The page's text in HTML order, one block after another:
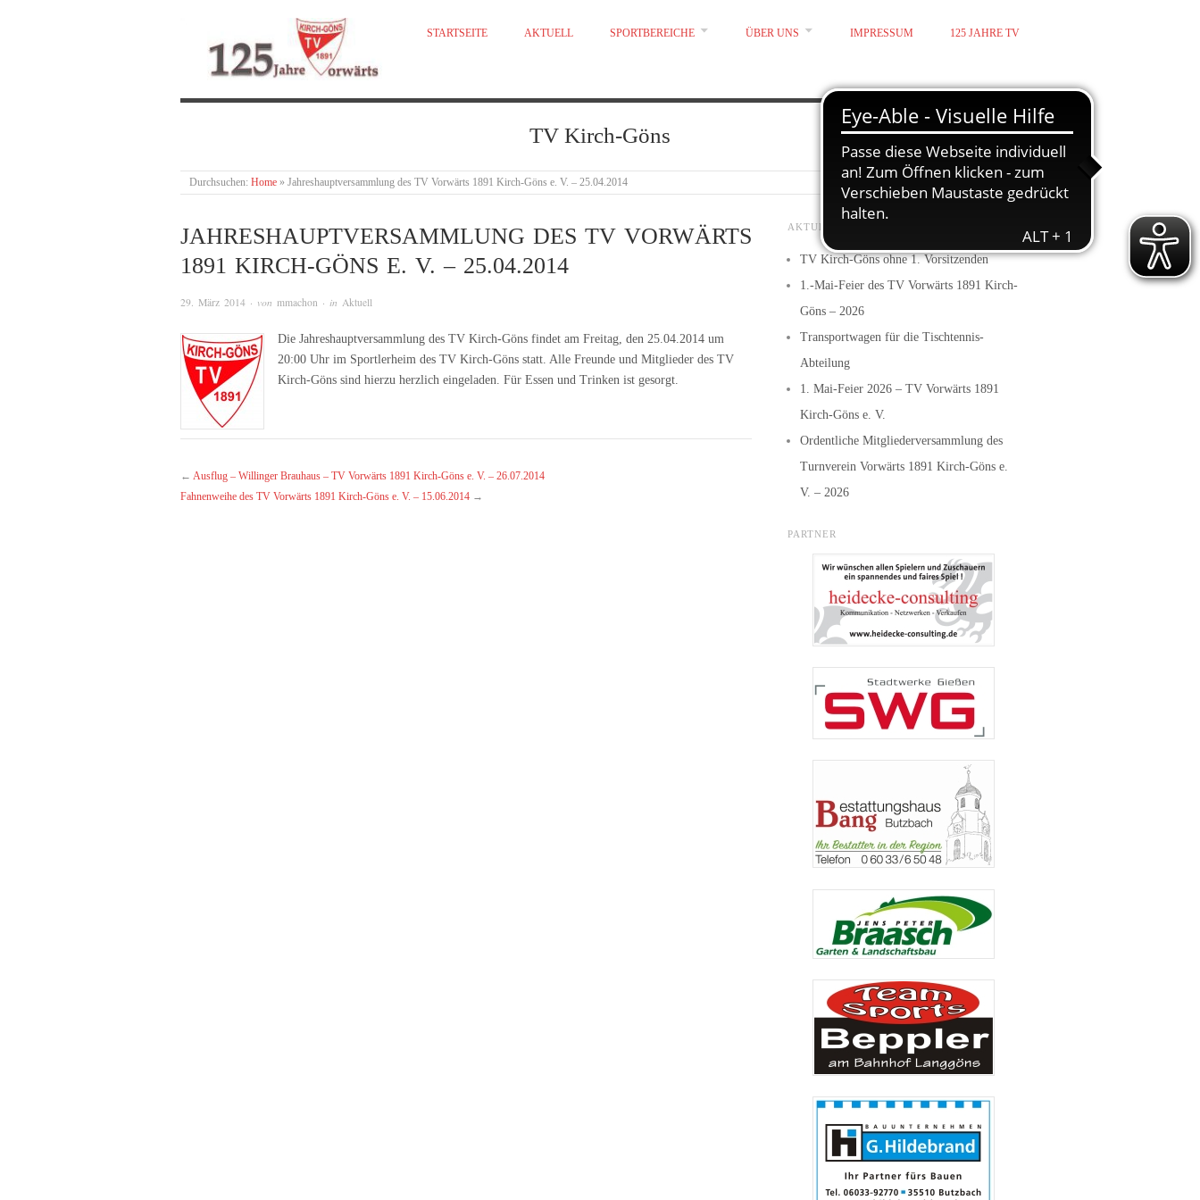
STARTSEITE AKTUELL SPORTBEREICHE ÜBER UNS IMPRESSUM 125 JAHRE TV
TV Kirch-Göns
Durchsuchen: Home » Jahreshauptversammlung des TV Vorwärts 1891 Kirch-Göns e. V. – 25.04.2014
JAHRESHAUPTVERSAMMLUNG DES TV VORWÄRTS
1891 KIRCH-GÖNS E. V. – 25.04.2014
29. März 2014 · von mmachon · in Aktuell
Die Jahreshauptversammlung des TV Kirch-Göns findet am Freitag, den 25.04.2014 um
20:00 Uhr im Sportlerheim des TV Kirch-Göns statt. Alle Freunde und Mitglieder des TV
Kirch-Göns sind hierzu herzlich eingeladen. Für Essen und Trinken ist gesorgt.
← Ausflug – Willinger Brauhaus – TV Vorwärts 1891 Kirch-Göns e. V. – 26.07.2014
Fahnenweihe des TV Vorwärts 1891 Kirch-Göns e. V. – 15.06.2014 →
AKTUELLE BEITRÄGE
TV Kirch-Göns ohne 1. Vorsitzenden
1.-Mai-Feier des TV Vorwärts 1891 Kirch-
Göns – 2026
Transportwagen für die Tischtennis-
Abteilung
1. Mai-Feier 2026 – TV Vorwärts 1891
Kirch-Göns e. V.
Ordentliche Mitgliederversammlung des
Turnverein Vorwärts 1891 Kirch-Göns e.
V. – 2026
PARTNER